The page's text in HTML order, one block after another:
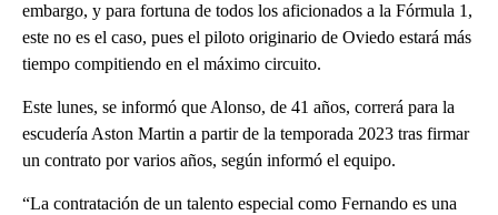
embargo, y para fortuna de todos los aficionados a la Fórmula 1,
este no es el caso, pues el piloto originario de Oviedo estará más
tiempo compitiendo en el máximo circuito.
Este lunes, se informó que Alonso, de 41 años, correrá para la
escudería Aston Martin a partir de la temporada 2023 tras firmar
un contrato por varios años, según informó el equipo.
“La contratación de un talento especial como Fernando es una